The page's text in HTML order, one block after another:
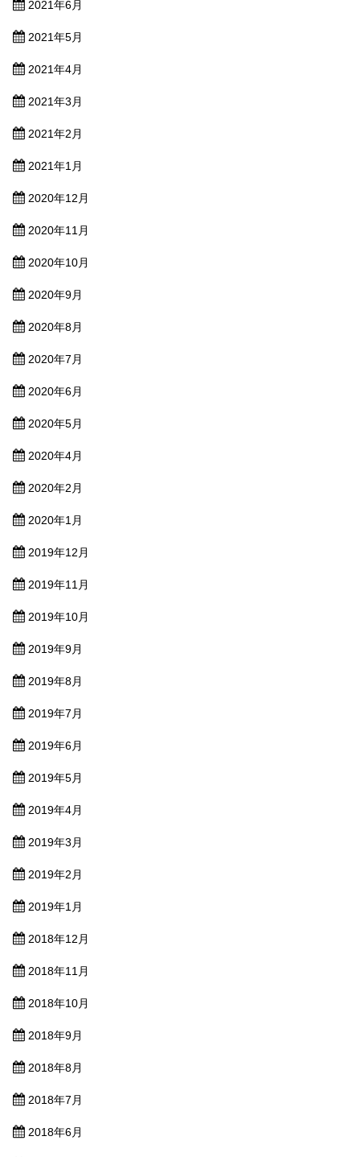
2021年6月
2021年5月
2021年4月
2021年3月
2021年2月
2021年1月
2020年12月
2020年11月
2020年10月
2020年9月
2020年8月
2020年7月
2020年6月
2020年5月
2020年4月
2020年2月
2020年1月
2019年12月
2019年11月
2019年10月
2019年9月
2019年8月
2019年7月
2019年6月
2019年5月
2019年4月
2019年3月
2019年2月
2019年1月
2018年12月
2018年11月
2018年10月
2018年9月
2018年8月
2018年7月
2018年6月